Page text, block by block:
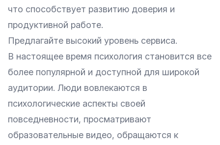
что способствует развитию доверия и
продуктивной работе.
Предлагайте высокий уровень сервиса.
В настоящее время психология становится все
более популярной и доступной для широкой
аудитории. Люди вовлекаются в
психологические аспекты своей
повседневности, просматривают
образовательные видео, обращаются к